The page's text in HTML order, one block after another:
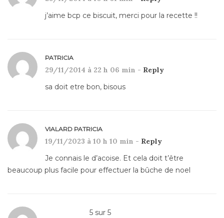
j’aime bcp ce biscuit, merci pour la recette !!
PATRICIA
29/11/2014 à 22 h 06 min - Reply
sa doit etre bon, bisous
VIALARD PATRICIA
19/11/2023 à 10 h 10 min - Reply
Je connais le d’acoise. Et cela doit t’être
beaucoup plus facile pour effectuer la bûche de noel
5 sur 5